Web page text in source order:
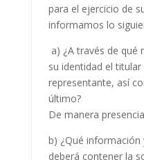
para el ejercicio de
informamos lo
a) ¿A través de qué
su identidad el
representante, así
último?
De manera
b) ¿Qué
deberá contener la